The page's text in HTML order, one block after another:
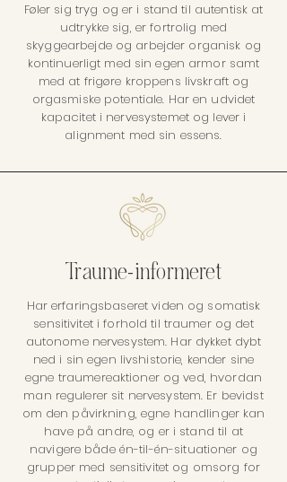
Føler sig tryg og er i stand til autentisk at
udtrykke sig, er fortrolig med
skyggearbejde og arbejder organisk og
kontinuerligt med sin egen armor samt
med at frigøre kroppens livskraft og
orgasmiske potentiale. Har en udvidet
kapacitet i nervesystemet og lever i
alignment med sin essens.
Traume-informeret
Har erfaringsbaseret viden og somatisk
sensitivitet i forhold til traumer og det
autonome nervesystem. Har dykket dybt
ned i sin egen livshistorie, kender sine
egne traumereaktioner og ved, hvordan
man regulerer sit nervesystem. Er bevidst
om den påvirkning, egne handlinger kan
have på andre, og er i stand til at
navigere både én-til-én-situationer og
grupper med sensitivitet og omsorg for